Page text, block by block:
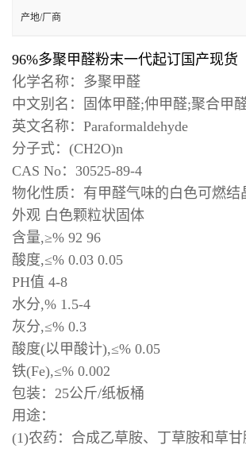
产地/厂商
96%多聚甲醛粉末一代起订国产现货
化学名称：多聚甲醛
中文别名：固体甲醛;仲甲醛;聚合甲
英文名称：Paraformaldehyde
分子式：(CH2O)n
CAS No：30525-89-4
物化性质：有甲醛气味的白色可燃
外观 白色颗粒状固体
含量,≥% 92 96
酸度,≤% 0.03 0.05
PH值 4-8
水分,% 1.5-4
灰分,≤% 0.3
酸度(以甲酸计),≤% 0.05
铁(Fe),≤% 0.002
包装：25公斤/纸板桶
用途：
(1)农药：合成乙草胺、丁草胺和草甘